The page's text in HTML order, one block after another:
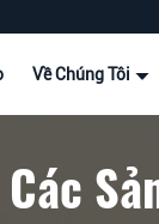
Về Chúng Tôi
Các